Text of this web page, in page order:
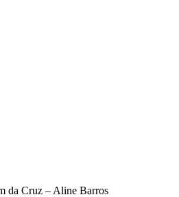
da Cruz – Aline Barros